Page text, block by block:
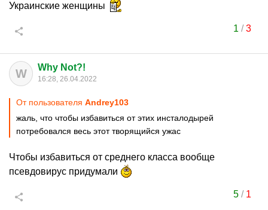
Украинские женщины
1 /3
W Why Not?!
16:28, 26.04.2022
От пользователя Andrey103
жаль, что чтобы избавиться от этих инсталодырей
потребовался весь этот творящийся ужас
Чтобы избавиться от среднего класса вообще
псевдовирус придумали
5/ 1